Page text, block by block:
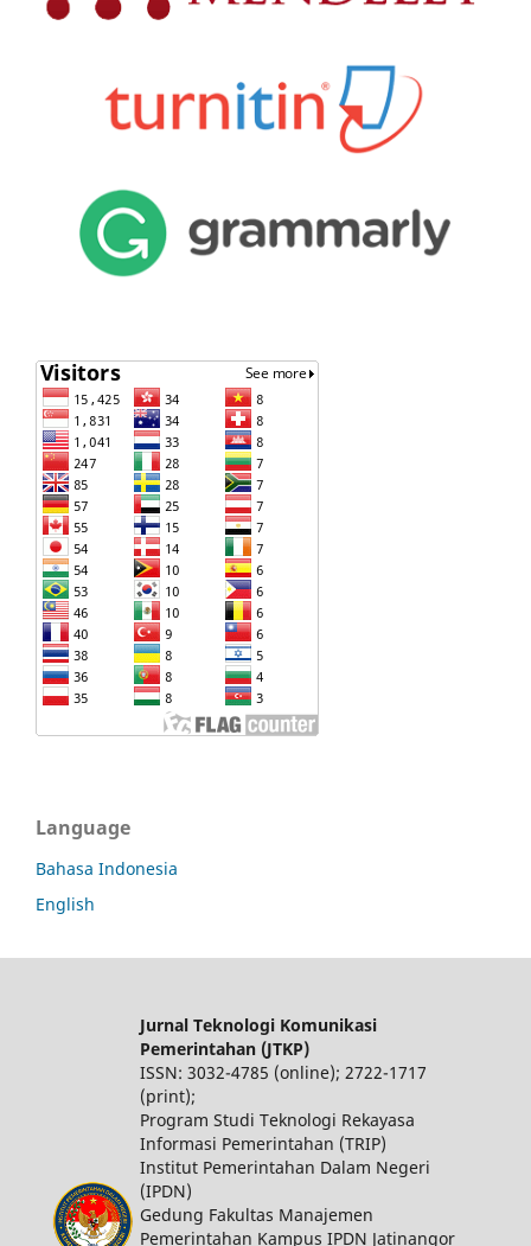
Language
Bahasa Indonesia
English
Jurnal Teknologi Komunikasi
Pemerintahan (JTKP)
ISSN: 3032-4785 (online); 2722-1717
(print);
Program Studi Teknologi Rekayasa
Informasi Pemerintahan (TRIP)
Institut Pemerintahan Dalam Negeri
(IPDN)
Gedung Fakultas Manajemen
Pemerintahan Kampus IPDN Jatinangor